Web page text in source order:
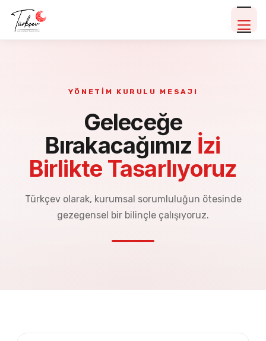
YÖNETİM KURULU MESAJI
Geleceğe
Bırakacağımız İzi
Birlikte Tasarlıyoruz
Türkçev olarak, kurumsal sorumluluğun ötesinde
gezegensel bir bilinçle çalışıyoruz.